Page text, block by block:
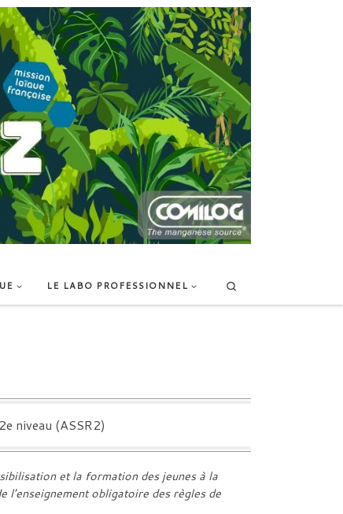
LE LABO PROFESSIONNEL
niveau (ASSR2)
et la formation des jeunes à la
l’enseignement obligatoire des règles de